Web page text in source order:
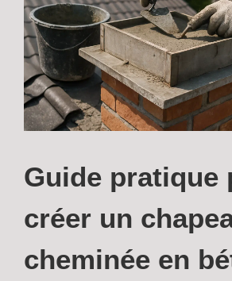
Guide pratique
créer un
cheminée en